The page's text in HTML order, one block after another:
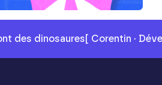
des dinosaures [ Corentin ·